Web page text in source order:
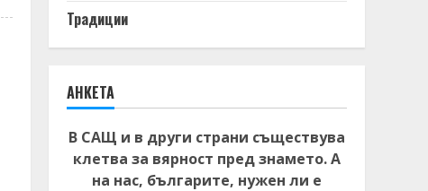
Традиции
АНКЕТА
В САЩ и в други страни съществува
клетва за вярност пред знамето. А
на нас, българите, нужен ли е